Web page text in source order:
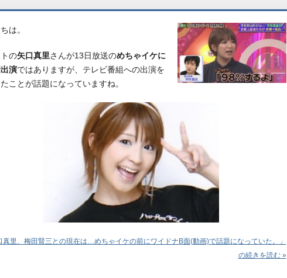
は。
の矢口真里さんが13日放送のめちゃイケに
演ではありますが、テレビ番組への出演を
ことが話題になっていますね。
真里、梅田賢三との現在は…めちゃイケの前にワイドナB面(動画)で話題になっていた。」
の続きを読む »